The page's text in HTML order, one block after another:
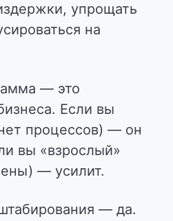
упрощать
на
— это
Если вы
процессов) — он
вы «взрослый»
— усилит.
— да.